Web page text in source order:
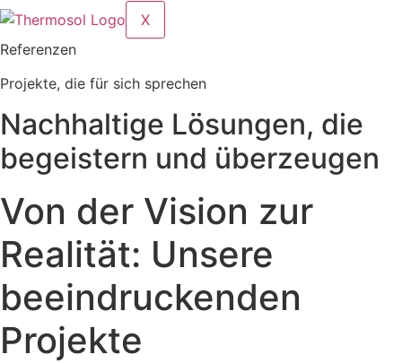
X
Referenzen
Projekte, die für sich sprechen
Nachhaltige Lösungen, die
begeistern und überzeugen
Von der Vision zur
Realität: Unsere
beeindruckenden
Projekte